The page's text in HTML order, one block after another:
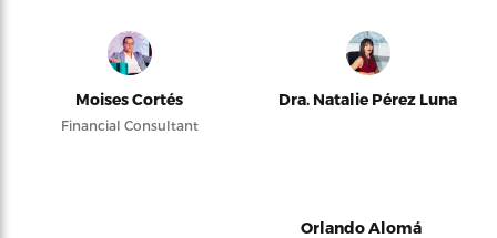
Moises Cortés
Financial Consultant
Dra. Natalie Pérez Luna
Orlando Alomá